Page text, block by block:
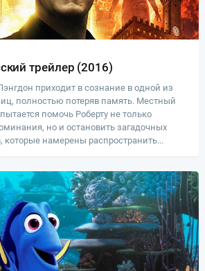
трейлер (2016)
приходит в сознание в одной из
полностью потеряв память. Местный
помочь Роберту не только
но и остановить загадочных
намерены распространить...